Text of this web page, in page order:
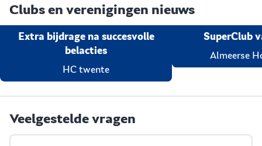
Clubs en verenigingen nieuws
Extra bijdrage na succesvolle
belacties
HC twente
SuperClub
Almeerse
Veelgestelde vragen